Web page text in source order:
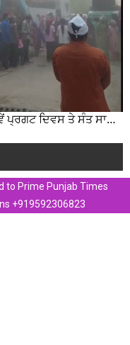
ਮਹਾਨ ਸੂਫ਼ੀ ਫ਼ਕੀਰ "ਨਸੀਬ ਸ਼ਾਹ ਜੀ" ਦੇ 81 ਵੇਂ ਪ੍ਰਗਟ ਦਿਵਸ ਤੇ ਸੰਤ ਸਾਹਿਬ ਜੋਤ ਸਿੰਘ ਜੀ ਮਹਾਰਾਜ ਦੇ ਸੁਣੋ ਵਿਚਾਰ
to Prime Punjab Times
+919592306823